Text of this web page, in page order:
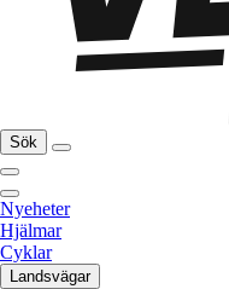
Sök
Nyeheter
Hjälmar
Cyklar
Landsvägar